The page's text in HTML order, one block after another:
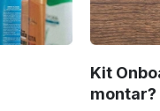
Kit
montar?